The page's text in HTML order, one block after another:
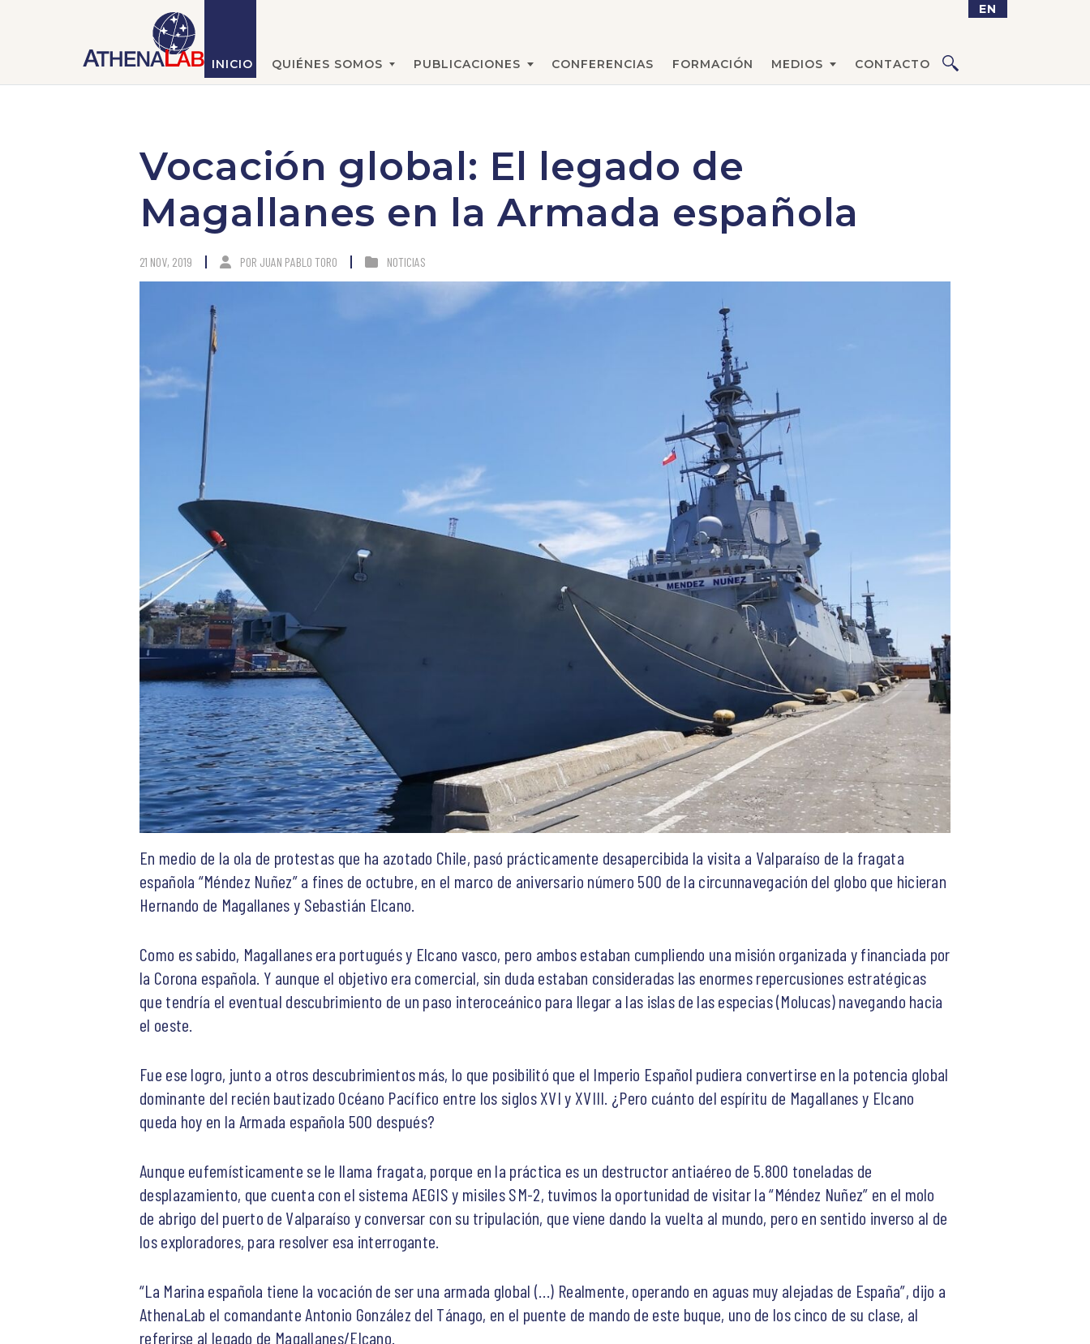
INICIO QUIÉNES SOMOS PUBLICACIONES CONFERENCIAS FORMACIÓN MEDIOS CONTACTO
BUSCAR
EN
Vocación global: El legado de
Magallanes en la Armada española
21 NOV, 2019 POR JUAN PABLO TORO NOTICIAS
En medio de la ola de protestas que ha azotado Chile, pasó prácticamente desapercibida la visita a Valparaíso de la fragata
española “Méndez Nuñez” a fines de octubre, en el marco de aniversario número 500 de la circunnavegación del globo que hicieran
Hernando de Magallanes y Sebastián Elcano.
Como es sabido, Magallanes era portugués y Elcano vasco, pero ambos estaban cumpliendo una misión organizada y financiada por
la Corona española. Y aunque el objetivo era comercial, sin duda estaban consideradas las enormes repercusiones estratégicas
que tendría el eventual descubrimiento de un paso interoceánico para llegar a las islas de las especias (Molucas) navegando hacia
el oeste.
Fue ese logro, junto a otros descubrimientos más, lo que posibilitó que el Imperio Español pudiera convertirse en la potencia global
dominante del recién bautizado Océano Pacífico entre los siglos XVI y XVIII. ¿Pero cuánto del espíritu de Magallanes y Elcano
queda hoy en la Armada española 500 después?
Aunque eufemísticamente se le llama fragata, porque en la práctica es un destructor antiaéreo de 5.800 toneladas de
desplazamiento, que cuenta con el sistema AEGIS y misiles SM-2, tuvimos la oportunidad de visitar la “Méndez Nuñez” en el molo
de abrigo del puerto de Valparaíso y conversar con su tripulación, que viene dando la vuelta al mundo, pero en sentido inverso al de
los exploradores, para resolver esa interrogante.
“La Marina española tiene la vocación de ser una armada global (…) Realmente, operando en aguas muy alejadas de España”, dijo a
AthenaLab el comandante Antonio González del Tánago, en el puente de mando de este buque, uno de los cinco de su clase, al
referirse al legado de Magallanes/Elcano.